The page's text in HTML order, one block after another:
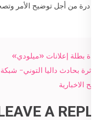
درة من أجل توضيح الأمر
Post
navigation
وفاة بطلة إعلانات «ميلودي»
متأثرة بحادث داليا التوني- شبكة
سبح الاخبارية
A REPLY